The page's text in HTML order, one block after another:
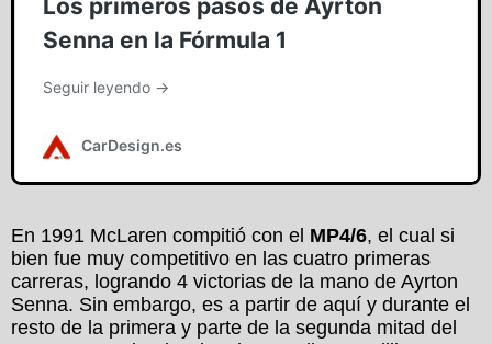
En 1991 McLaren compitió con el MP4/6, el cual si
bien fue muy competitivo en las cuatro primeras
carreras, logrando 4 victorias de la mano de Ayrton
Senna. Sin embargo, es a partir de aquí y durante el
resto de la primera y parte de la segunda mitad del